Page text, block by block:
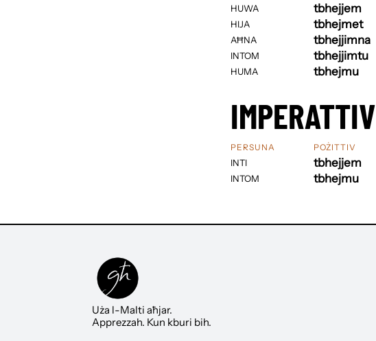
HUWA
HIJA
AĦNA
INTOM
HUMA
tbhejjem
tbhejmet
tbhejjimna
tbhejjimtu
tbhejmu
IMPERATTIV
PERSUNA
INTI
INTOM
POŻITTIV
tbhejjem
tbhejmu
Uża l-Malti aħjar.
Apprezzah. Kun kburi bih.